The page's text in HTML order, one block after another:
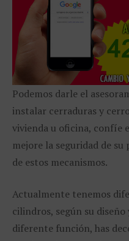
Podemos darle el
instalar cerraduras y
vivienda u oficina, confíe
mejore la seguridad de
de estos mecanismos.
Actualmente tenemos
cilindros, según su
diferente función, has